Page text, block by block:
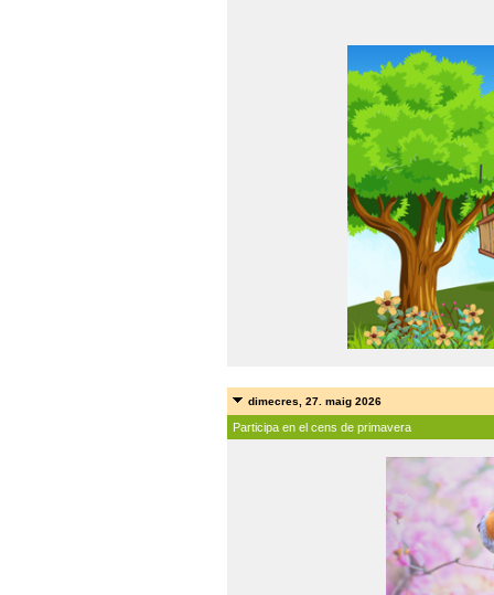
dimecres, 27. maig 2026
Participa en el cens de primavera